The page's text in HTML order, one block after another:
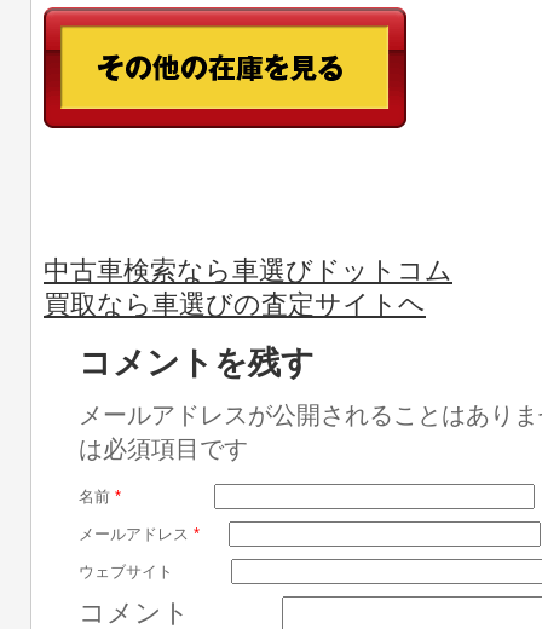
中古車検索なら車選びドットコム
買取なら車選びの査定サイトヘ
コメントを残す
メールアドレスが公開されることはあり
は必須項目です
名前 *
メールアドレス *
ウェブサイト
コメント